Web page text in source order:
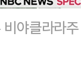
비야클라